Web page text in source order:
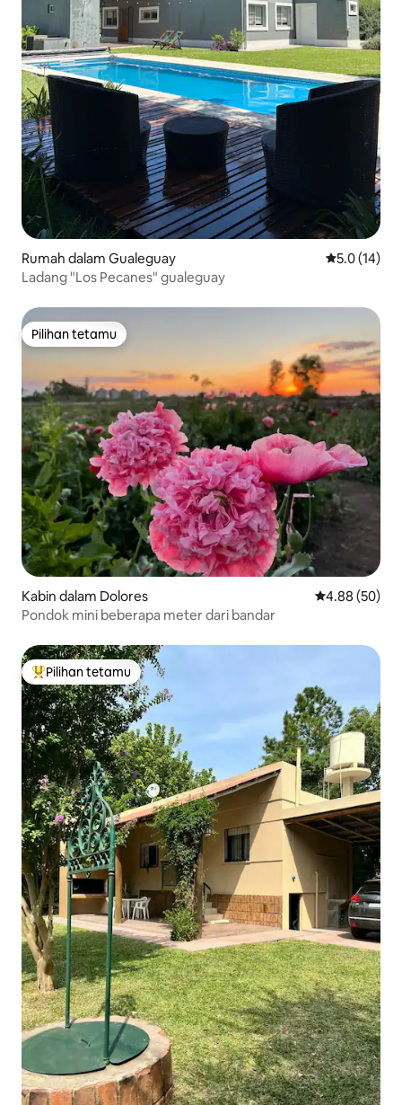
Rumah dalam Gualeguay Penarafan
5.0 (14)
Ladang "Los Pecanes" gualeguay
Pilihan tetamu
Pilihan tetamu
Kabin dalam Dolores Penarafan
4.88 (50)
Pondok mini beberapa meter dari bandar
Pilihan utama tetamu
Pilihan tetamu